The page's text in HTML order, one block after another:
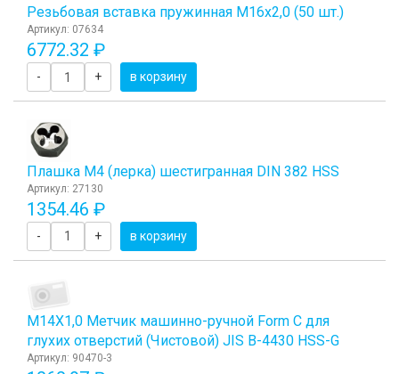
Резьбовая вставка пружинная M16x2,0 (50 шт.)
Артикул: 07634
6772.32 ₽
- + в корзину
Плашка М4 (лерка) шестигранная DIN 382 HSS
Артикул: 27130
1354.46 ₽
- + в корзину
М14Х1,0 Метчик машинно-ручной Form C для
глухих отверстий (Чистовой) JIS B-4430 HSS-G
Артикул: 90470-3